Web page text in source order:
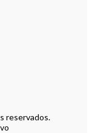
reservados.